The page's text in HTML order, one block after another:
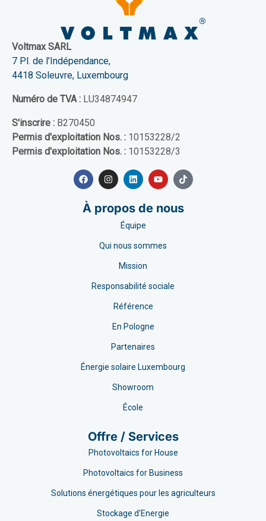
Voltmax SARL
7 Pl. de l’Indépendance,
4418 Soleuvre, Luxembourg
Numéro de TVA : LU34874947
S'inscrire : B270450
Permis d'exploitation Nos. : 10153228/2
Permis d'exploitation Nos. : 10153228/3
À propos de nous
Équipe
Qui nous sommes
Mission
Responsabilité sociale
Référence
En Pologne
Partenaires
Énergie solaire Luxembourg
Showroom
École
Offre / Services
Photovoltaics for House
Photovoltaics for Business
Solutions énergétiques pour les agriculteurs
Stockage d'Energie